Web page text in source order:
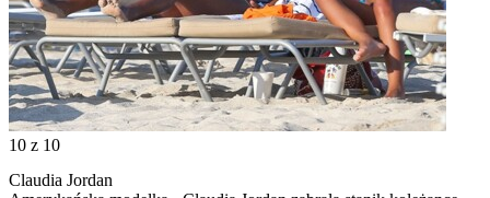
10 z 10
Claudia Jordan